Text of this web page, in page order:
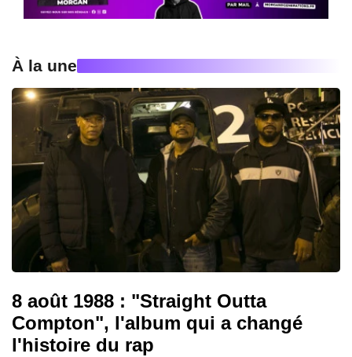
À la une
8 août 1988 : "Straight Outta
Compton", l'album qui a changé
l'histoire du rap